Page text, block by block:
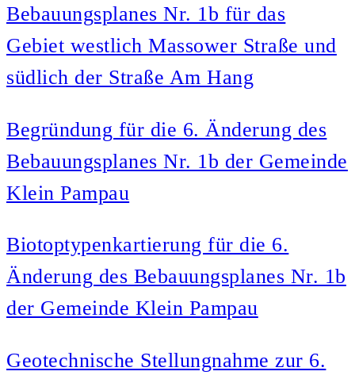
Bebauungsplanes Nr. 1b für das
Gebiet westlich Massower Straße und
südlich der Straße Am Hang
Begründung für die 6. Änderung des
Bebauungsplanes Nr. 1b der Gemeinde
Klein Pampau
Biotoptypenkartierung für die 6.
Änderung des Bebauungsplanes Nr. 1b
der Gemeinde Klein Pampau
Geotechnische Stellungnahme zur 6.